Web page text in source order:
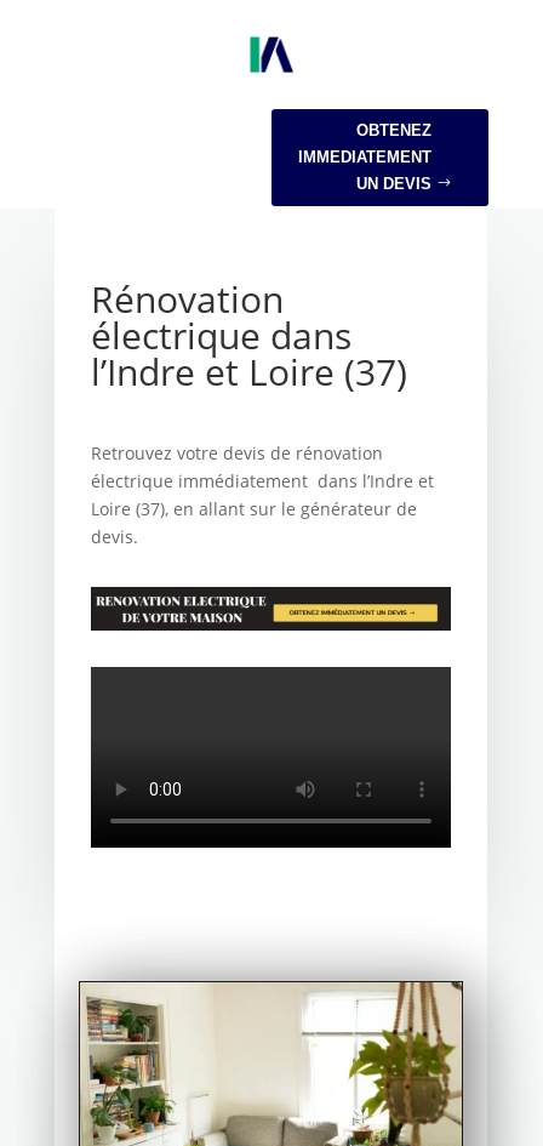
OBTENEZ
IMMEDIATEMENT
UN DEVIS
Rénovation
électrique dans
l’Indre et Loire (37)
Retrouvez votre devis de rénovation
électrique immédiatement dans l’Indre et
Loire (37), en allant sur le générateur de
devis.